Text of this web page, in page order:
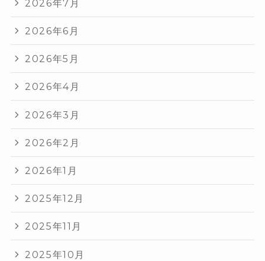
2026年7月
2026年6月
2026年5月
2026年4月
2026年3月
2026年2月
2026年1月
2025年12月
2025年11月
2025年10月